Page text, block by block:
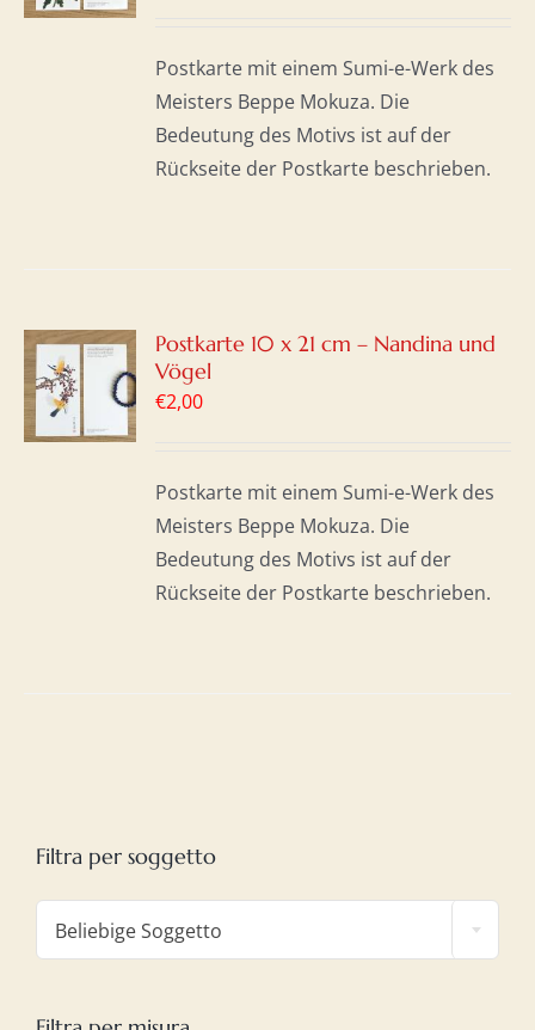
Postkarte mit einem Sumi-e-Werk des
Meisters Beppe Mokuza. Die
Bedeutung des Motivs ist auf der
Rückseite der Postkarte beschrieben.
Postkarte 10 x 21 cm – Nandina und
Vögel
€2,00
Postkarte mit einem Sumi-e-Werk des
Meisters Beppe Mokuza. Die
Bedeutung des Motivs ist auf der
Rückseite der Postkarte beschrieben.
Filtra per soggetto
Beliebige Soggetto